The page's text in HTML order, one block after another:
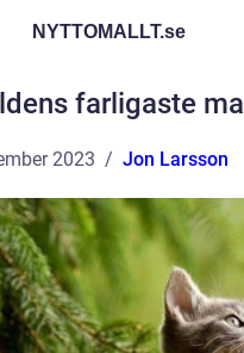
NYTTOMALLT.se
farligaste
2023 Jon Larsson